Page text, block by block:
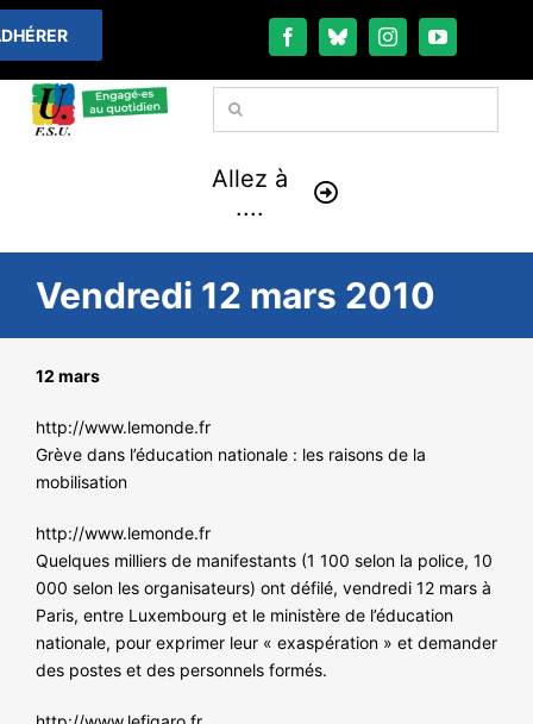
Passer
au
contenu
Rechercher:
Allez à
....
À LA UNE
THÉMATIQUES
COMMUNIQUÉS
NOS ACTIONS
Vendredi 12 mars 2010
12 mars
http://www.lemonde.fr
Grève dans l’éducation nationale : les raisons de la
mobilisation
http://www.lemonde.fr
Quelques milliers de manifestants (1 100 selon la police, 10
000 selon les organisateurs) ont défilé, vendredi 12 mars à
Paris, entre Luxembourg et le ministère de l’éducation
nationale, pour exprimer leur « exaspération » et demander
des postes et des personnels formés.